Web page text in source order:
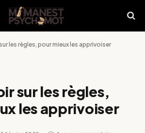
les règles, pour mieux les apprivoiser
sur les règles,
les apprivoiser